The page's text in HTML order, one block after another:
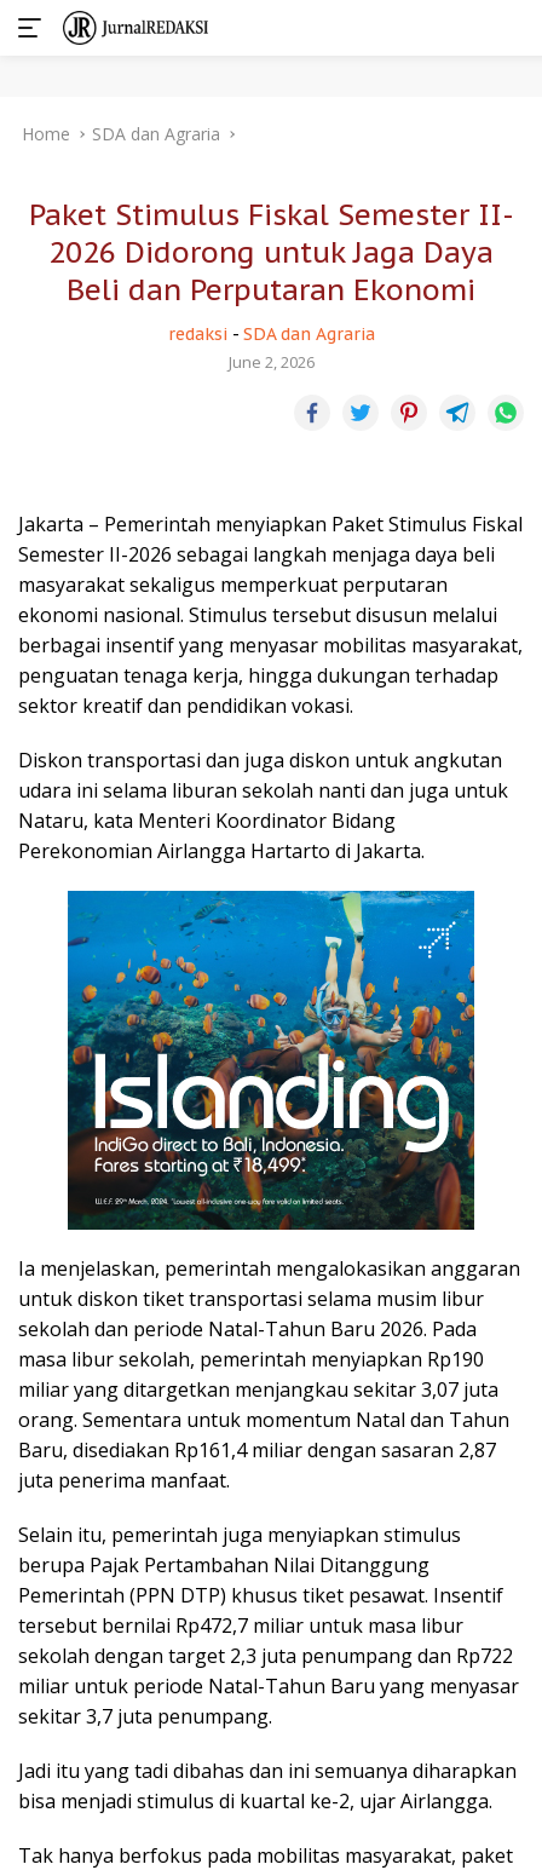
Home SDA dan Agraria
Paket Stimulus Fiskal Semester II-
2026 Didorong untuk Jaga Daya
Beli dan Perputaran Ekonomi
redaksi - SDA dan Agraria
June 2, 2026
Jakarta – Pemerintah menyiapkan Paket Stimulus Fiskal
Semester II-2026 sebagai langkah menjaga daya beli
masyarakat sekaligus memperkuat perputaran
ekonomi nasional. Stimulus tersebut disusun melalui
berbagai insentif yang menyasar mobilitas masyarakat,
penguatan tenaga kerja, hingga dukungan terhadap
sektor kreatif dan pendidikan vokasi.
Diskon transportasi dan juga diskon untuk angkutan
udara ini selama liburan sekolah nanti dan juga untuk
Nataru, kata Menteri Koordinator Bidang
Perekonomian Airlangga Hartarto di Jakarta.
Ia menjelaskan, pemerintah mengalokasikan anggaran
untuk diskon tiket transportasi selama musim libur
sekolah dan periode Natal-Tahun Baru 2026. Pada
masa libur sekolah, pemerintah menyiapkan Rp190
miliar yang ditargetkan menjangkau sekitar 3,07 juta
orang. Sementara untuk momentum Natal dan Tahun
Baru, disediakan Rp161,4 miliar dengan sasaran 2,87
juta penerima manfaat.
Selain itu, pemerintah juga menyiapkan stimulus
berupa Pajak Pertambahan Nilai Ditanggung
Pemerintah (PPN DTP) khusus tiket pesawat. Insentif
tersebut bernilai Rp472,7 miliar untuk masa libur
sekolah dengan target 2,3 juta penumpang dan Rp722
miliar untuk periode Natal-Tahun Baru yang menyasar
sekitar 3,7 juta penumpang.
Jadi itu yang tadi dibahas dan ini semuanya diharapkan
bisa menjadi stimulus di kuartal ke-2, ujar Airlangga.
Tak hanya berfokus pada mobilitas masyarakat, paket